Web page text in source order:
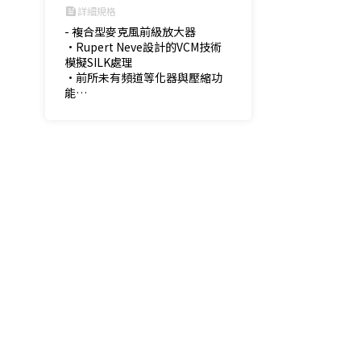
feed詳細規格
- 複合型麥克風前級放大器
•Rupert Neve設計的VCM技術
模擬SILK處理
•前所未有頻道等化器與壓縮功
能